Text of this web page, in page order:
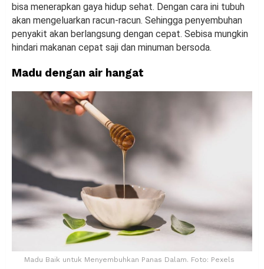
bisa menerapkan gaya hidup sehat. Dengan cara ini tubuh
akan mengeluarkan racun-racun. Sehingga penyembuhan
penyakit akan berlangsung dengan cepat. Sebisa mungkin
hindari makanan cepat saji dan minuman bersoda.
Madu dengan air hangat
Madu Baik untuk Menyembuhkan Panas Dalam. Foto: Pexels